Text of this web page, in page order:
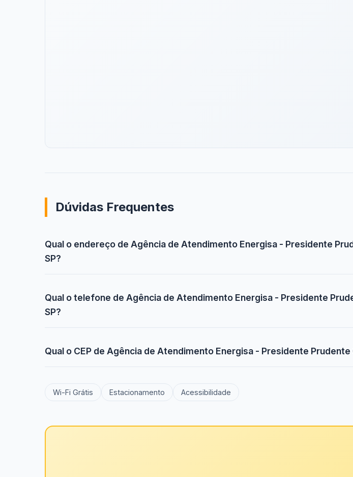
Dúvidas Frequentes
Qual o endereço de Agência de Atendimento Energisa - Presidente
SP?
Qual o telefone de Agência de Atendimento Energisa - Presidente
SP?
Qual o CEP de Agência de Atendimento Energisa - Presidente Prudente
Wi-Fi Grátis Estacionamento Acessibilidade